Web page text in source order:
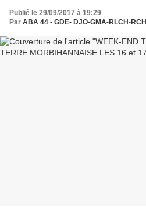
Publié le 29/09/2017 à 19:29
Par ABA 44 - GDE- DJO-GMA-RLCH-RCH